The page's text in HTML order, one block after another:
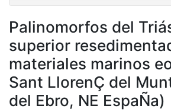
Palinomorfos del
superior
materiales marinos
Sant LlorenÇ del
del Ebro, NE EspaÑa)